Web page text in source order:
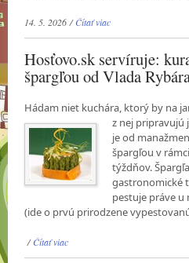
14. 5. 2026 /Čítať viac
Hosťovo.sk servíruje:
špargľou od Vlada
Hádam niet kuchára, ktorý by na
z nej pripravujú
je od
špargľou v
týždňov.
gastronomické
pestuje práve u
(ide o prvú prirodzene
/Čítať viac